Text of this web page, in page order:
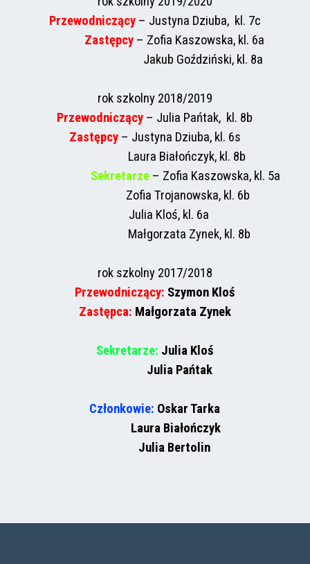
Przewodniczący – Justyna Dziuba, kl. 7c
Zastępcy – Zofia Kaszowska, kl. 6a
Jakub Goździński, kl. 8a
rok szkolny 2018/2019
Przewodniczący – Julia Pańtak, kl. 8b
Zastępcy – Justyna Dziuba, kl. 6s
Laura Białończyk, kl. 8b
Sekretarze– Zofia Kaszowska, kl. 5a
Zofia Trojanowska, kl. 6b
Julia Kloś, kl. 6a
Małgorzata Zynek, kl. 8b
rok szkolny 2017/2018
Przewodniczący: Szymon Kloś
Zastępca: Małgorzata Zynek
Sekretarze: Julia Kloś
Julia Pańtak
Członkowie: Oskar Tarka
Laura Białończyk
Julia Bertolin